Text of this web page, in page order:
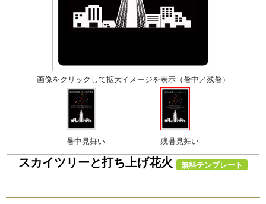
画像をクリックして拡大イメージを表示（暑中／残暑）
暑中見舞い 残暑見舞い
スカイツリーと打ち上げ花火 無料テンプレート